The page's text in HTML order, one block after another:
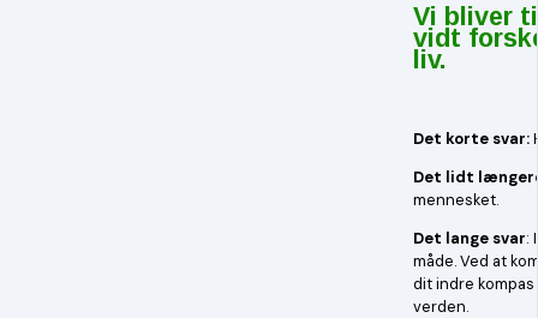
Vi bliver
vidt
liv.
Det korte svar:
Det lidt
mennesket.
Det lange svar:
måde. Ved at
dit indre
verden.